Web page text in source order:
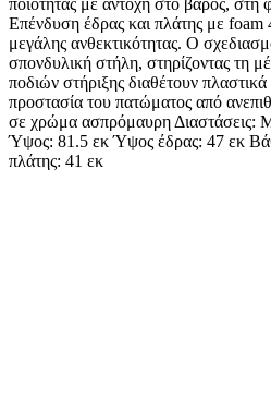
ποιότητας με αντοχή στο βάρος, στη
Επένδυση έδρας και πλάτης με foam
μεγάλης ανθεκτικότητας. Ο
σπονδυλική στήλη, στηρίζοντας τη
ποδιών στήριξης διαθέτουν
προστασία του πατώματος από
σε χρώμα ασπρόμαυρη Διαστάσεις:
Ύψος: 81.5 εκ Ύψος έδρας: 47 εκ
πλάτης: 41 εκ